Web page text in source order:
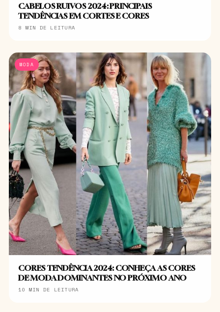
CABELOS RUIVOS 2024: PRINCIPAIS
TENDÊNCIAS EM CORTES E CORES
8 MIN DE LEITURA
MODA
CORES TENDÊNCIA 2024: CONHEÇA AS CORES
DE MODA DOMINANTES NO PRÓXIMO ANO
10 MIN DE LEITURA